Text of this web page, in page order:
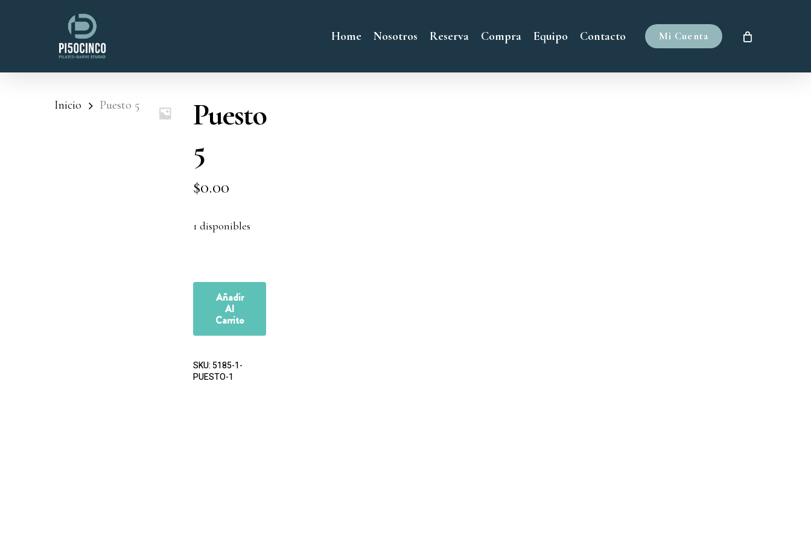
Home Nosotros Reserva Compra Equipo Contacto
Inicio Puesto 5
Puesto
5
$0.00
1 disponibles
Añadir
Al
Carrito
SKU:5185-1-
PUESTO-1